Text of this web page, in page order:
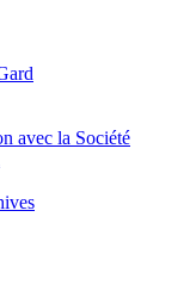
avec la Société